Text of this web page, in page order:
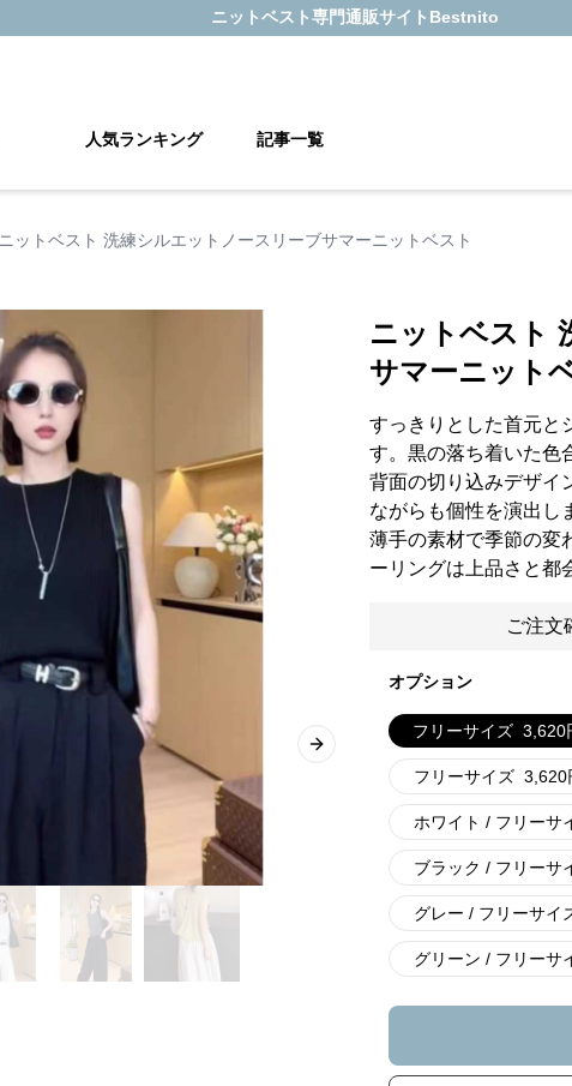
ニットベスト専門通販サイト Bestnito
人気ランキング 記事一覧
ニットベスト 洗練シルエットノースリーブサマーニットベスト
Next slide
ニットベスト
サマーニット
すっきりとした首元と
す。黒の落ち着いた色
背面の切り込みデザイ
ながらも個性を演出し
薄手の素材で季節の変
ーリングは上品さと都
ご注文
オプション
フリーサイズ 3,620
フリーサイズ 3,620
ホワイト / フリーサ
ブラック / フリーサ
グレー / フリーサイ
グリーン / フリーサ